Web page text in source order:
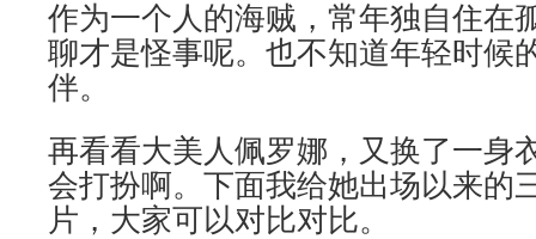
作为一个人的海贼，常年独自住在
聊才是怪事呢。也不知道年轻时候
伴。
再看看大美人佩罗娜，又换了一身
会打扮啊。下面我给她出场以来的
片，大家可以对比对比。